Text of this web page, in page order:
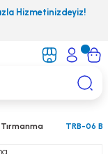
Hizmetinizdeyiz!
TRB-06